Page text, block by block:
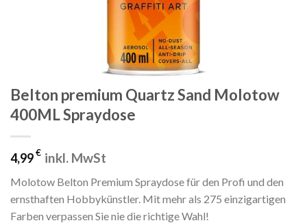
Belton premium Quartz Sand Molotow
400ML Spraydose
4,99€ inkl. MwSt
Molotow Belton Premium Spraydose für den Profi und den
ernsthaften Hobbykünstler. Mit mehr als 275 einzigartigen
Farben verpassen Sie nie die richtige Wahl!